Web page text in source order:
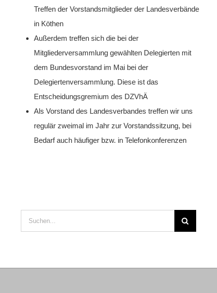
Treffen der Vorstandsmitglieder der Landesverbände
in Köthen
Außerdem treffen sich die bei der
Mitgliederversammlung gewählten Delegierten mit
dem Bundesvorstand im Mai bei der
Delegiertenversammlung. Diese ist das
Entscheidungsgremium des DZVhÄ
Als Vorstand des Landesverbandes treffen wir uns
regulär zweimal im Jahr zur Vorstandssitzung, bei
Bedarf auch häufiger bzw. in Telefonkonferenzen
Suche
nach: